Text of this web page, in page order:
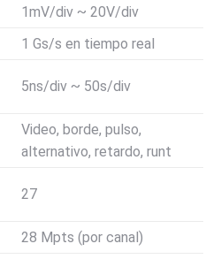
1mV/div ~ 20V/div
1 Gs/s en tiempo real
5ns/div ~ 50s/div
Video, borde, pulso,
alternativo, retardo, runt
27
28 Mpts (por canal)